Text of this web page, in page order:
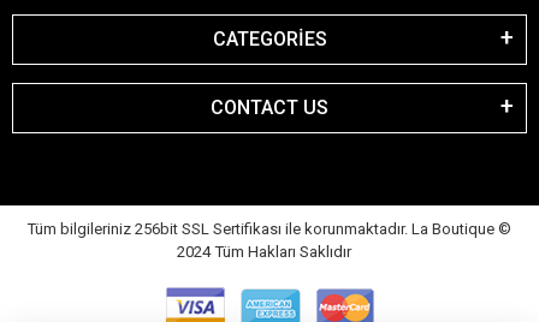
CATEGORİES
CONTACT US
Tüm bilgileriniz 256bit SSL Sertifikası ile korunmaktadır. La Boutique ©
2024 Tüm Hakları Saklıdır